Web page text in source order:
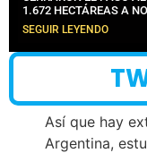
1.672 HECTÁREAS A
SEGUIR LEYENDO
Así que hay
Argentina,